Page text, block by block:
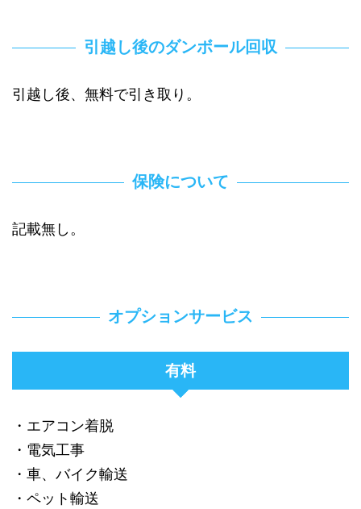
引越し後のダンボール回収
引越し後、無料で引き取り。
保険について
記載無し。
オプションサービス
有料
・エアコン着脱
・電気工事
・車、バイク輸送
・ペット輸送